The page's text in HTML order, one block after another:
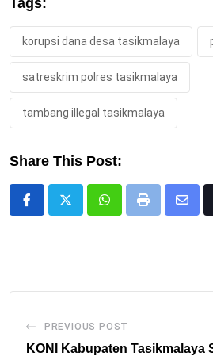
korupsi dana desa tasikmalaya
satreskrim polres tasikmalaya
tambang illegal tasikmalaya
Share This Post:
WhatsappPrint
Share
PREVIOUS POST
KONI Kabupaten Tasikmalaya